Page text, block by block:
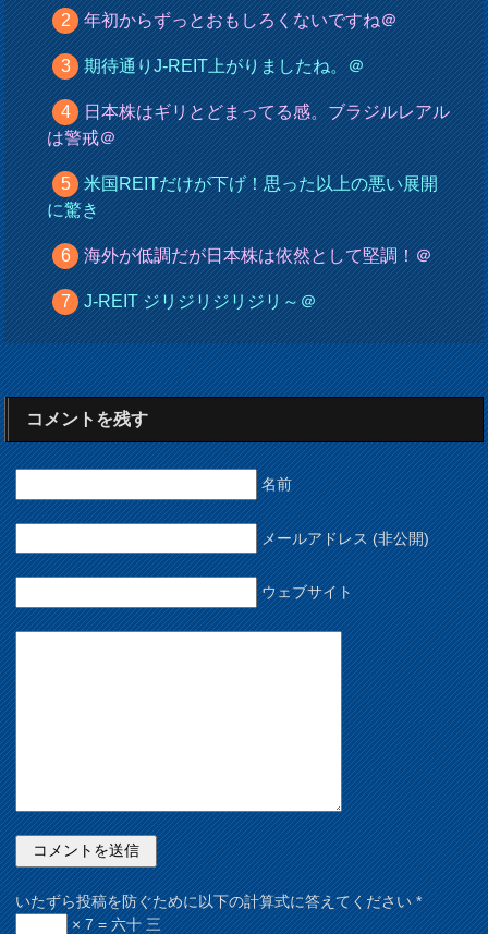
年初からずっとおもしろくないですね＠
期待通りJ-REIT上がりましたね。＠
日本株はギリとどまってる感。ブラジルレアル
は警戒＠
米国REITだけが下げ！思った以上の悪い展開
に驚き
海外が低調だが日本株は依然として堅調！＠
J-REIT ジリジリジリジリ～＠
コメントを残す
名前
メールアドレス (非公開)
ウェブサイト
いたずら投稿を防ぐために以下の計算式に答えてください*
× 7 = 六十 三